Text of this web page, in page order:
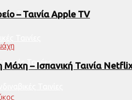
Ταινίες
Ταινίες
Ταινίες
Ταινίες
– Ταινία Apple TV
– Ισπανική Ταινία